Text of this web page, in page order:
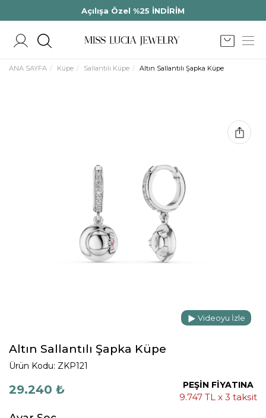
Açılışa Özel %25 İNDİRİM
ANA SAYFA Küpe Sallantılı Küpe Altın Sallantılı Şapka Küpe
Videoyu İzle
Altın Sallantılı Şapka Küpe
Ürün Kodu: ZKP121
29.240 ₺ PEŞİN FİYATINA
9.747 TL x 3 taksit